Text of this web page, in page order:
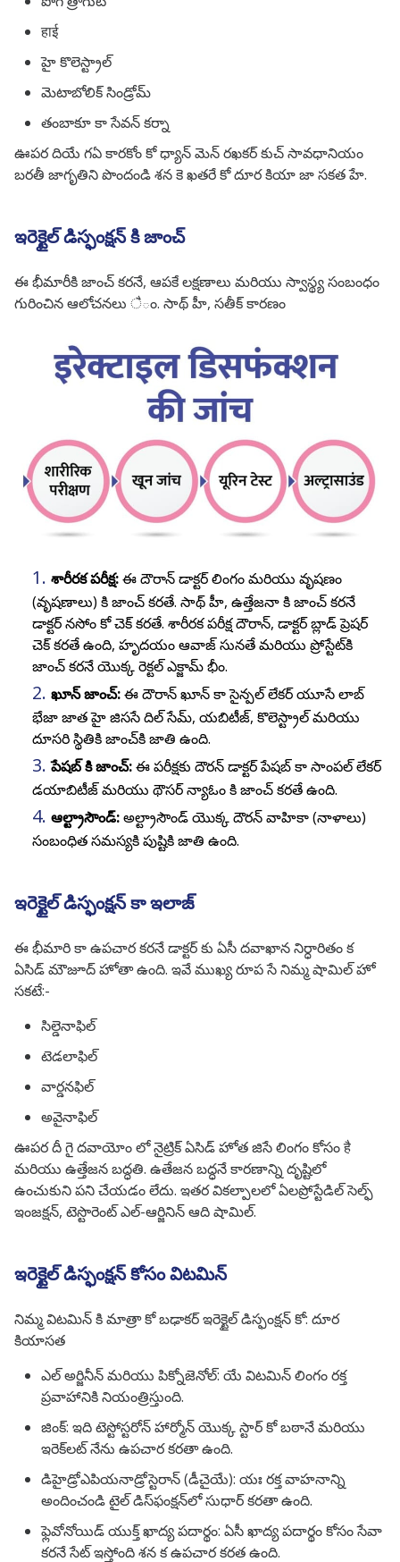
हाई
హై కొలెస్ట్రాల్
మెటాబోలిక్ సిండ్రోమ్
తంబాకూ కా సేవన్ కర్నా
ఊపర దియే గఏ కారకోం కో ధ్యాన్ మెన్ రఖకర్ కుచ్ సావధానియం
బరతీ జాగృతిని పొందండి శన కె ఖతరే కో దూర కియా జా సకత హే.
ఇరెక్టైల్ డిస్ఫంక్షన్ కి జాంచ్
ఈ భీమారీకి జాంచ్ కరనే, ఆపకే లక్షణాలు మరియు స్వాస్థ్య సంబంధం
గురించిన ఆలోచనలు ैం. సాథ్ హీ, సతీక్ కారణం
శారీరక పరీక్ష:ఈ దౌరాన్ డాక్టర్ లింగం మరియు వృషణం
(వృషణాలు) కి జాంచ్ కరతే. సాథ్ హీ, ఉత్తేజనా కి జాంచ్ కరనే
డాక్టర్ నసోం కో చెక్ కరతే. శారీరక పరీక్ష దౌరాన్, డాక్టర్ బ్లాడ్ ప్రెషర్
చెక్ కరతే ఉంది, హృదయం ఆవాజ్ సునతే మరియు ప్రోస్టేట్‌కి
జాంచ్ కరనే యొక్క రెక్టల్ ఎక్జామ్ భీం.
ఖూన్ జాంచ్:ఈ దౌరాన్ ఖూన్ కా సైన్పల్ లేకర్ యూసే లాబ్
భేజా జాత హై జిససే దిల్ సేమ్, యబిటీజ్, కొలెస్ట్రాల్ మరియు
దూసరి స్థితికి జాంచ్‌కి జాతి ఉంది.
పేషబ్ కి జాంచ్:ఈ పరీక్షకు దౌరన్ డాక్టర్ పేషబ్ కా సాంపల్ లేకర్
డయాబిటీజ్ మరియు థౌసర్ న్యాఓం కి జాంచ్ కరతే ఉంది.
ఆల్ట్రాసౌండ్:అల్ట్రాసౌండ్ యొక్క దౌరన్ వాహికా (నాళాలు)
సంబంధిత సమస్యకి పుష్టికి జాతి ఉంది.
ఇరెక్టైల్ డిస్ఫంక్షన్ కా ఇలాజ్
ఈ భీమారి కా ఉపచార కరనే డాక్టర్ కు ఏసీ దవాఖాన నిర్ధారితం క
ఏసిడ్ మౌజూద్ హోతా ఉంది. ఇవే ముఖ్య రూప సే నిమ్మ షామిల్ హో
సకటే:-
సిల్డెనాఫిల్
టెడలాఫిల్
వార్డనఫిల్
అవైనాఫిల్
ఊపర దీ గై దవాయోం లో నైట్రిక్ ఏసిడ్ హోత జిసే లింగం కోసం है
మరియు ఉత్తేజన బద్ధతి. ఉతేజన బద్ధనే కారణాన్ని దృష్టిలో
ఉంచుకుని పని చేయడం లేదు. ఇతర వికల్పాలలో ఏలప్రోస్టేడిల్ సెల్ఫ్
ఇంజక్షన్, టెస్టొరెంట్ ఎల్-ఆర్జినిన్ ఆది షామిల్.
ఇరెక్టైల్ డిస్ఫంక్షన్ కోసం విటమిన్
నిమ్మ విటమిన్ కి మాత్రా కో బఢాకర్ ఇరెక్టైల్ డిస్ఫంక్షన్ కో: దూర
కియాసత
ఎల్ అర్జినీన్ మరియు పిక్నోజెనోల్: యే విటమిన్ లింగం రక్త
ప్రవాహానికి నియంత్రిస్తుంది.
జింక్: ఇది టెస్టోస్టరోన్ హార్మోన్ యొక్క స్టార్ కో బఠానే మరియు
ఇరెక్‌లట్ నేను ఉపచార కరతా ఉంది.
డిహైడ్రోఎపియనాడ్రోస్టెరాన్ (డీచైయే): యః రక్త వాహనాన్ని
అందించండి టైల్ డిస్‌ఫంక్షన్‌లో సుధార్ కరతా ఉంది.
ఫ్లెవోనోయిడ్ యుక్త్ ఖాద్య పదార్థం: ఏసీ ఖాద్య పదార్థం కోసం సేవా
కరనే సేట్ ఇస్తోంది శన క ఉపచార కరత ఉంది.